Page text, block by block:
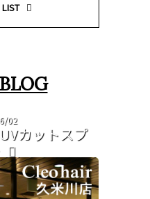
02
カットスプ